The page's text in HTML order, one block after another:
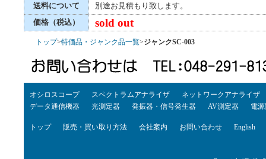
送料について
別途お見積もり致します。
価格（税込）
sold out
トップ>特価品・ジャンク品一覧>ジャンクSC-003
オシロスコープ スペクトラムアナライザ
ネットワークアナライザ
データ通信機器
光測定器 発振器・信号発生器 AV測定器 電
トップ 販売・買い取り方法 会社案内 お問い合わせ English